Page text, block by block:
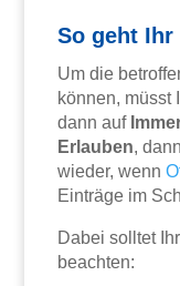
So geht
Um die
können, müsst
dann auf
Erlauben,
wieder, wenn
Einträge im
Dabei solltet
beachten: